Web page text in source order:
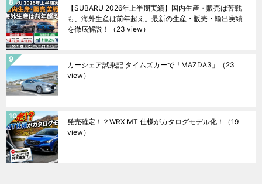
【SUBARU 2026年上半期実績】国内生産・販売は苦戦
も、海外生産は前年超え。最新の生産・販売・輸出実績
を徹底解説！
（23 view）
カーシェア試乗記 タイムズカーで「MAZDA3」
（23
view）
発売確定！？WRX MT 仕様がカタログモデル化！
（19
view）